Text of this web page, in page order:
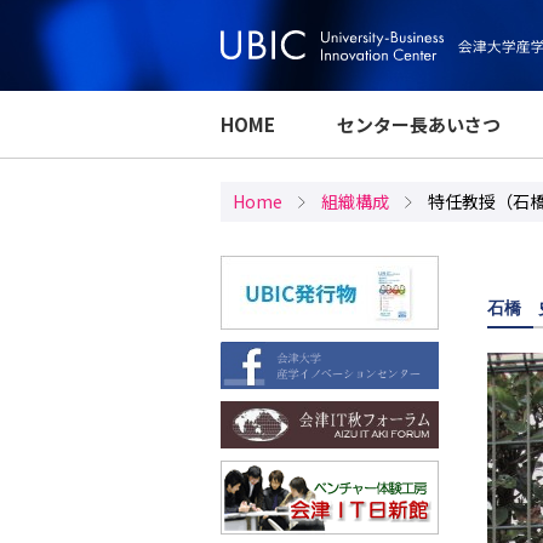
HOME センター長あいさつ
Home 組織構成 特任教授（石
石橋